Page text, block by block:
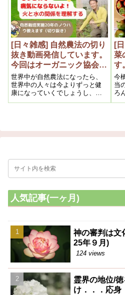
[日々雑感] 自然農法の切り
抜き動画発信しています。
今回はオーガニック協会の
方々が自然農法の素晴らし
さに驚いて、自然農法の講
習をお願いされるようにな
った動画です。
世界中が自然農法になったら、
世界中の人々は今よりずっと健
康になっていくでしょうし、自
然環境もぐっと良くなっていく
[
菜
す
法
プ
今
当
ろ
に
人気記事(一ヶ月)
神の審判は文
25年９月)
124 views
霊界の地位/
け．．．応身